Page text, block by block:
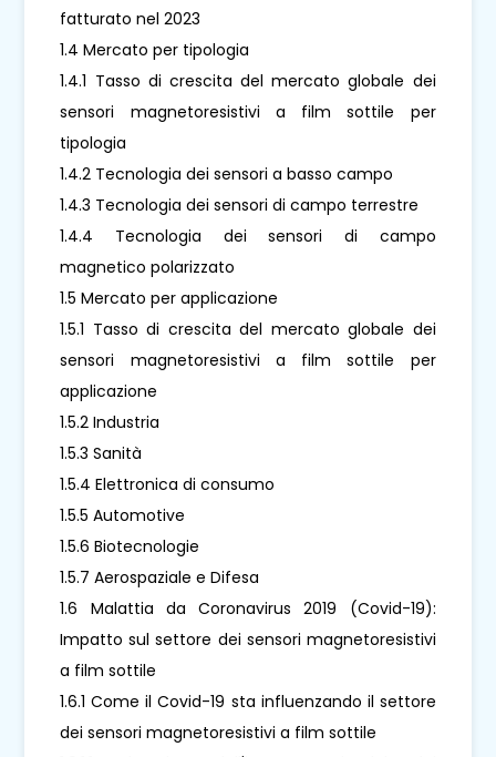
fatturato nel 2023
1.4 Mercato per tipologia
1.4.1 Tasso di crescita del mercato globale dei
sensori magnetoresistivi a film sottile per
tipologia
1.4.2 Tecnologia dei sensori a basso campo
1.4.3 Tecnologia dei sensori di campo terrestre
1.4.4 Tecnologia dei sensori di campo
magnetico polarizzato
1.5 Mercato per applicazione
1.5.1 Tasso di crescita del mercato globale dei
sensori magnetoresistivi a film sottile per
applicazione
1.5.2 Industria
1.5.3 Sanità
1.5.4 Elettronica di consumo
1.5.5 Automotive
1.5.6 Biotecnologie
1.5.7 Aerospaziale e Difesa
1.6 Malattia da Coronavirus 2019 (Covid-19):
Impatto sul settore dei sensori magnetoresistivi
a film sottile
1.6.1 Come il Covid-19 sta influenzando il settore
dei sensori magnetoresistivi a film sottile